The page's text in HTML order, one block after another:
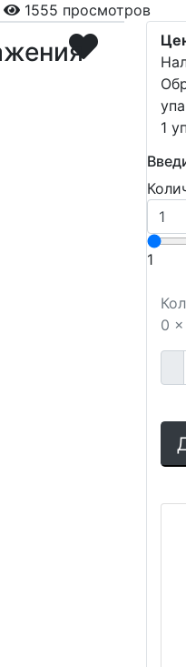
1555 просмотров
1
1
0 x